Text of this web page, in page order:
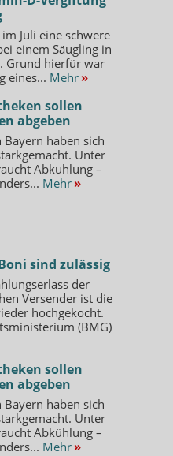
Juli eine schwere
einem Säugling in
Grund hierfür war
eines... Mehr »
sollen
abgeben
Bayern haben sich
Unter
Abkühlung –
Mehr »
sind zulässig
der
Versender ist die
hochgekocht.
(BMG)
sollen
abgeben
Bayern haben sich
Unter
Abkühlung –
Mehr »